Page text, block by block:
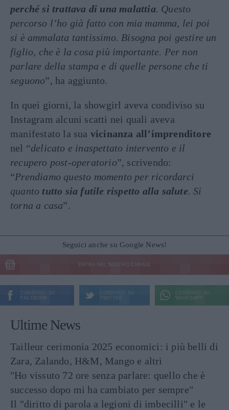
perché si trattava di una malattia. Questo
percorso l’ho già fatto con mia mamma, lei poi
si è ammalata tantissimo. Bisogna poi gestire un
figlio, che è la cosa più importante. Per non
parlare della stampa e di quelle persone che ti
seguono”, ha aggiunto.
In quei giorni, la showgirl aveva condiviso su
Instagram alcuni scatti nei quali aveva
manifestato la sua vicinanza all’imprenditore
nel “delicato e inaspettato intervento e il
recupero post-operatorio”, scrivendo:
“Prendiamo questo momento per ricordarci
quanto tutto sia futile rispetto alla salute. Si
torna a casa”.
Seguici anche su Google News!
ENTRA NEL NOSTRO CANALE
CONDIVIDI SU
FACEBOOK
CONDIVIDI SU
TWITTER
CONDIVIDI SU
WHATSAPP
Ultime News
Tailleur cerimonia 2025 economici: i più belli di
Zara, Zalando, H&M, Mango e altri
"Ho vissuto 72 ore senza parlare: quello che è
successo dopo mi ha cambiato per sempre"
Il "diritto di parola a legioni di imbecilli" e le